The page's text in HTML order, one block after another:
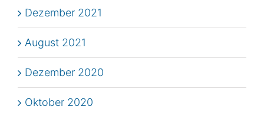
Dezember 2021
August 2021
Dezember 2020
Oktober 2020